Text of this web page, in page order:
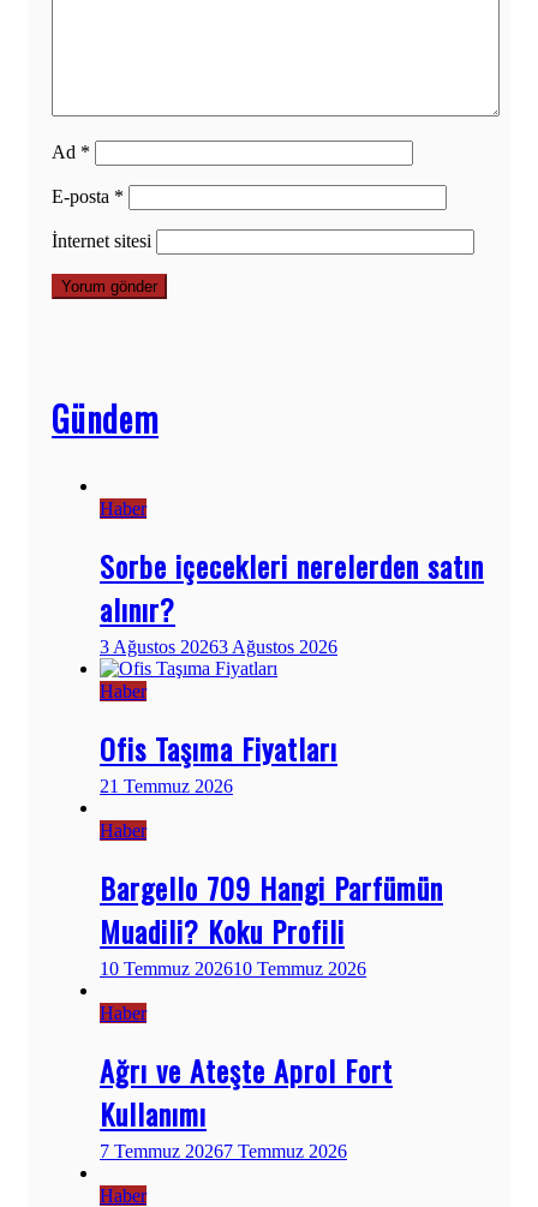
Ad *
E-posta *
İnternet sitesi
Gündem
Haber
Sorbe içecekleri nerelerden satın
alınır?
3 Ağustos 20263 Ağustos 2026
Haber
Ofis Taşıma Fiyatları
21 Temmuz 2026
Haber
Bargello 709 Hangi Parfümün
Muadili? Koku Profili
10 Temmuz 202610 Temmuz 2026
Haber
Ağrı ve Ateşte Aprol Fort
Kullanımı
7 Temmuz 20267 Temmuz 2026
Haber